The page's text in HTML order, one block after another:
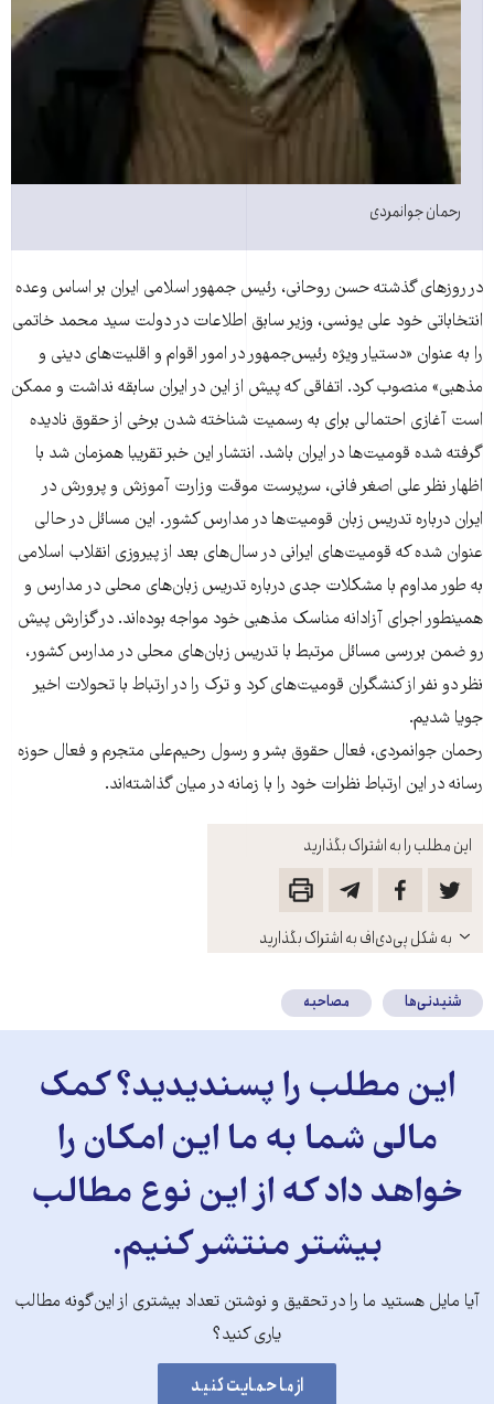
این مطلب را به اشتراک بگذارید
باز
کنید
به شکل پی‌دی‌اف به اشتراک بگذارید
رحمان جوانمردی
در روزهای گذشته حسن روحانی، رئیس جمهور اسلامی ایران بر اساس وعده
انتخاباتی خود علی یونسی، وزیر سابق اطلاعات در دولت سید محمد خاتمی
را به عنوان «دستیار ویژه رئیس‌جمهور در امور اقوام و اقلیت‌های دینی و
مذهبی» منصوب کرد. اتفاقی که پیش از این در ایران سابقه نداشت و ممکن
است آغازی احتمالی برای به رسمیت شناخته شدن برخی از حقوق نادیده
گرفته شده قومیت‌ها در ایران باشد. انتشار این خبر تقریبا همزمان شد با
اظهار نظر علی اصغر فانی، سرپرست موقت وزارت آموزش و پرورش در
ایران درباره تدریس زبان قومیت‌ها در مدارس کشور. این مسائل در حالی
عنوان شده که قومیت‌های ایرانی در سال‌های بعد از پیروزی انقلاب اسلامی
به طور مداوم با مشکلات جدی درباره تدریس زبان‌های محلی در مدارس و
همینطور اجرای آزادانه مناسک مذهبی خود مواجه بوده‌اند. در گزارش پیش
رو ضمن بررسی مسائل مرتبط با تدریس زبان‌های محلی در مدارس کشور،
نظر دو نفر از کنشگران قومیت‌های کرد و ترک را در ارتباط با تحولات اخیر
جویا شدیم.
رحمان جوانمردی، فعال حقوق بشر و رسول رحیم‌علی متجرم و فعال حوزه
رسانه در این ارتباط نظرات خود را با زمانه در میان گذاشته‌اند.
شنیدنی‌ها مصاحبه
این مطلب را پسندیدید؟ کمک
مالی شما به ما این امکان را
خواهد داد که از این نوع مطالب
بیشتر منتشر کنیم.
آیا مایل هستید ما را در تحقیق و نوشتن تعداد بیشتری از این‌گونه مطالب
یاری کنید؟